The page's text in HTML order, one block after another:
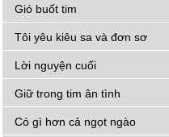
Gió buốt tim
Tôi yêu kiêu sa và đơn sơ
Lời nguyện cuối
Giữ trong tim ân tình
Có gì hơn cả ngọt ngào